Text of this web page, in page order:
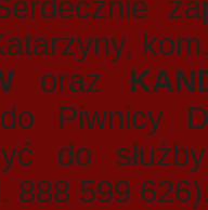
oraz
Piwnicy
do
888 599